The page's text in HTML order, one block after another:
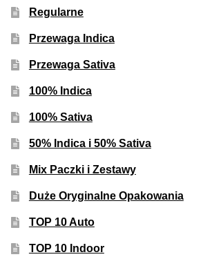
Regularne
Przewaga Indica
Przewaga Sativa
100% Indica
100% Sativa
50% Indica i 50% Sativa
Mix Paczki i Zestawy
Duże Oryginalne Opakowania
TOP 10 Auto
TOP 10 Indoor